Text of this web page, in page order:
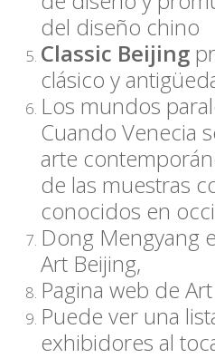
del diseño chino
Classic Beijing
clásico y
Los mundos
Cuando Venecia
arte
de las muestras
conocidos en
Dong Mengyang
Art Beijing,
Pagina web de
Puede ver una
exhibidores al